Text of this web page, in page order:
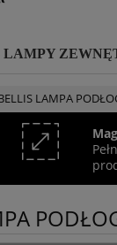
LAMPY
LAMPA